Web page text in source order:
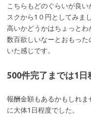
こちらもどのぐらいが良
スクから1０円としてみまし
高いかどうかはちょっと
数百欲しいなーとおもっ
いた感じです。
500件完了までは1日
報酬金額もあるかもしれ
に大体1日程度でした。